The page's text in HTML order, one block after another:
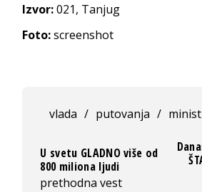
Izvor:021, Tanjug
Foto:screenshot
vlada / putovanja /
U svetu GLADNO više od
800 miliona ljudi
prethodna vest